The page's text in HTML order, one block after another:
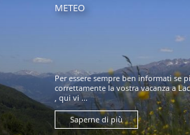
METEO
Per essere sempre ben informati se
correttamente la vostra vacanza a
, qui vi ...
Saperne di più